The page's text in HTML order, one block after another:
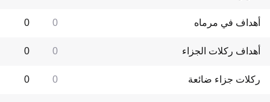
أهداف في مرماه 0
0
أهداف ركلات الجزاء 0
0
ركلات جزاء ضائعة 0
0